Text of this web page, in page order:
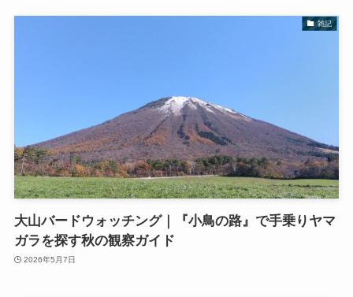
雑記
大山バードウォッチング｜『小鳥の路』で手乗りヤマ
ガラを探す秋の観察ガイド
2026年5月7日